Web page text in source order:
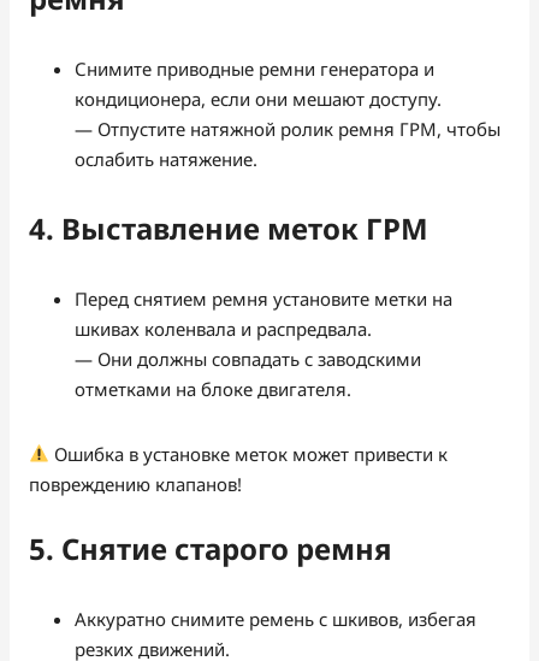
Снимите приводные ремни генератора и
кондиционера, если они мешают доступу.
— Отпустите натяжной ролик ремня ГРМ, чтобы
ослабить натяжение.
4. Выставление меток ГРМ
Перед снятием ремня установите метки на
шкивах коленвала и распредвала.
— Они должны совпадать с заводскими
отметками на блоке двигателя.
Ошибка в установке меток может привести к
повреждению клапанов!
5. Снятие старого ремня
Аккуратно снимите ремень с шкивов, избегая
резких движений.